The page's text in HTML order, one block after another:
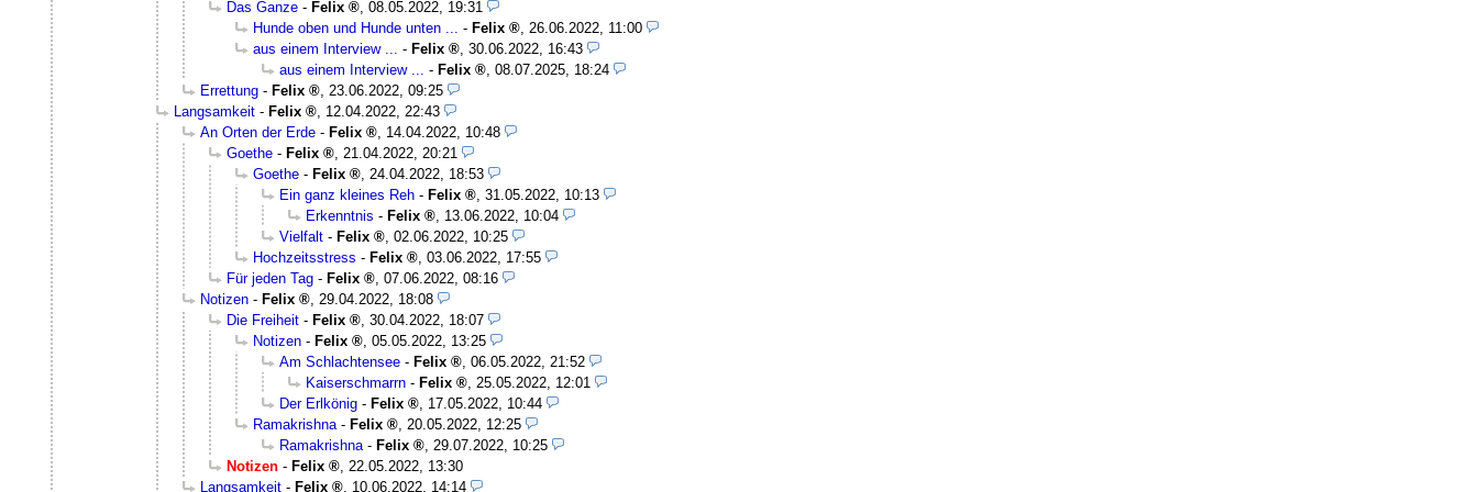
Das Ganze - Felix , 08.05.2022, 19:31
Hunde oben und Hunde unten ... - Felix , 26.06.2022, 11:00
aus einem Interview ... - Felix , 30.06.2022, 16:43
aus einem Interview ... - Felix , 08.07.2025, 18:24
Errettung - Felix , 23.06.2022, 09:25
Langsamkeit - Felix , 12.04.2022, 22:43
An Orten der Erde - Felix , 14.04.2022, 10:48
Goethe - Felix , 21.04.2022, 20:21
Goethe - Felix , 24.04.2022, 18:53
Ein ganz kleines Reh - Felix , 31.05.2022, 10:13
Erkenntnis - Felix , 13.06.2022, 10:04
Vielfalt - Felix , 02.06.2022, 10:25
Hochzeitsstress - Felix , 03.06.2022, 17:55
Für jeden Tag - Felix , 07.06.2022, 08:16
Notizen - Felix , 29.04.2022, 18:08
Die Freiheit - Felix , 30.04.2022, 18:07
Notizen - Felix , 05.05.2022, 13:25
Am Schlachtensee - Felix , 06.05.2022, 21:52
Kaiserschmarrn - Felix , 25.05.2022, 12:01
Der Erlkönig - Felix , 17.05.2022, 10:44
Ramakrishna- Felix , 20.05.2022, 12:25
Ramakrishna- Felix , 29.07.2022, 10:25
Notizen - Felix , 22.05.2022, 13:30
Langsamkeit - Felix , 10.06.2022, 14:14